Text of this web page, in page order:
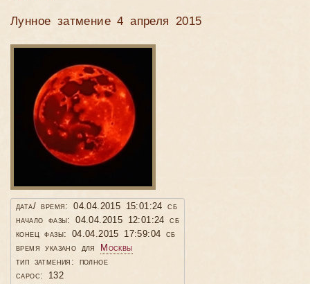
Лунное затмение 4 апреля 2015
дата/ время: 04.04.2015 15:01:24 сб
начало фазы: 04.04.2015 12:01:24 сб
конец фазы: 04.04.2015 17:59:04 сб
время указано для Москвы
тип затмения: полное
сарос: 132